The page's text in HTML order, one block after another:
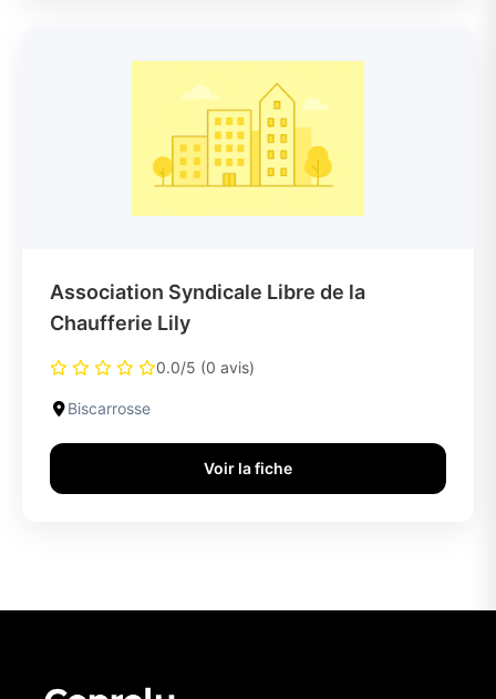
Association Syndicale Libre de la
Chaufferie Lily
0.0/5 (0 avis)
Biscarrosse
Voir la fiche